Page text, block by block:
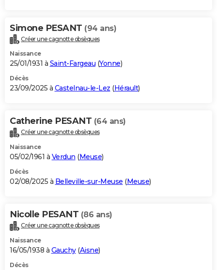
Simone PESANT (94 ans)
Créer une cagnotte obsèques
Naissance
25/01/1931 à Saint-Fargeau (Yonne)
Décès
23/09/2025 à Castelnau-le-Lez (Hérault)
Catherine PESANT (64 ans)
Créer une cagnotte obsèques
Naissance
05/02/1961 à Verdun (Meuse)
Décès
02/08/2025 à Belleville-sur-Meuse (Meuse)
Nicolle PESANT (86 ans)
Créer une cagnotte obsèques
Naissance
16/05/1938 à Gauchy(Aisne)
Décès